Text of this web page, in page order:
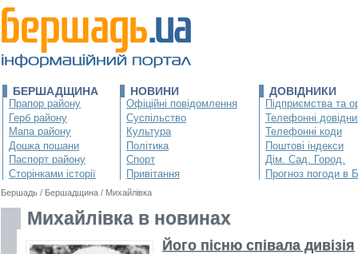
БЕРШАДЩИНА
Прапор району
Герб району
Мапа району
Дошка пошани
Паспорт району
Сторінками історії
НОВИНИ
Офіційні повідомлення
Суспільство
Культура
Політика
Спорт
Привітання
ДОВІДНИКИ
Підприємства та
Телефонні
Телефонні коди
Поштові індекси
Дім. Сад. Город.
Прогноз погоди в
Бершадь / Бершадщина / Михайлівка
Михайлівка в новинах
Його пісню співала дивізія